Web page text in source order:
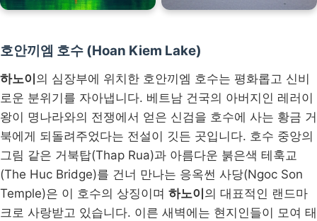
호안끼엠 호수 (Hoan Kiem Lake)
하노이 의 심장부에 위치한 호안끼엠 호수는 평화롭고 신비
로운 분위기를 자아냅니다. 베트남 건국의 아버지인 레러이
왕이 명나라와의 전쟁에서 얻은 신검을 호수에 사는 황금 거
북에게 되돌려주었다는 전설이 깃든 곳입니다. 호수 중앙의
그림 같은 거북탑(Thap Rua)과 아름다운 붉은색 테훅교
(The Huc Bridge)를 건너 만나는 응옥썬 사당(Ngoc Son
Temple)은 이 호수의 상징이며 하노이 의 대표적인 랜드마
크로 사랑받고 있습니다. 이른 새벽에는 현지인들이 모여 태